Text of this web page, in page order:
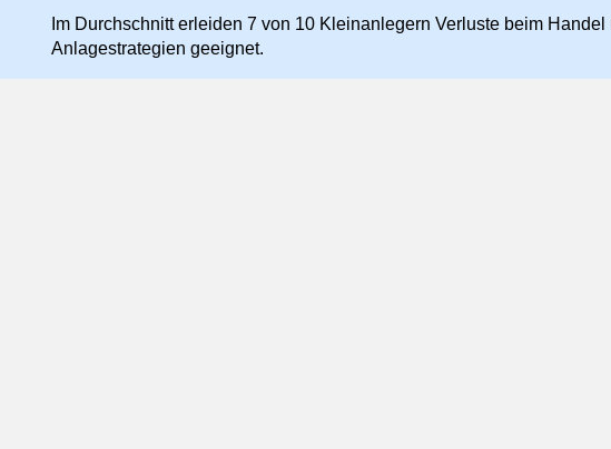
Im Durchschnitt erleiden 7 von 10 Kleinanlegern Verluste beim
Anlagestrategien geeignet.